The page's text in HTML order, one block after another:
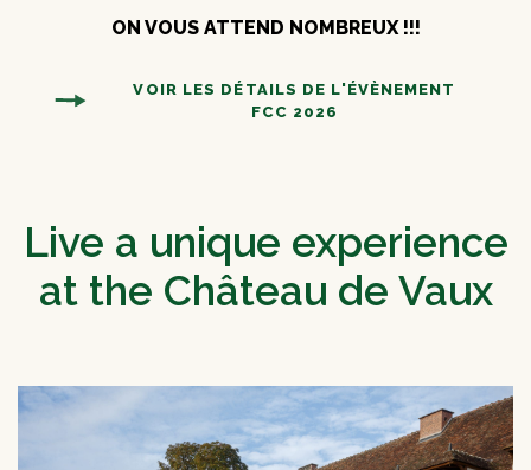
ON VOUS ATTEND NOMBREUX !!!
VOIR LES DÉTAILS DE L'ÉVÈNEMENT
FCC 2026
Live a unique experience
at the Château de Vaux